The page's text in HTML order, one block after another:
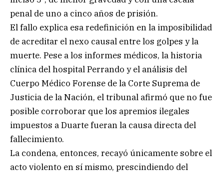
penal de uno a cinco años de prisión.
El fallo explica esa redefinición en la imposibilidad
de acreditar el nexo causal entre los golpes y la
muerte. Pese a los informes médicos, la historia
clínica del hospital Perrando y el análisis del
Cuerpo Médico Forense de la Corte Suprema de
Justicia de la Nación, el tribunal afirmó que no fue
posible corroborar que los apremios ilegales
impuestos a Duarte fueran la causa directa del
fallecimiento.
La condena, entonces, recayó únicamente sobre el
acto violento en sí mismo, prescindiendo del